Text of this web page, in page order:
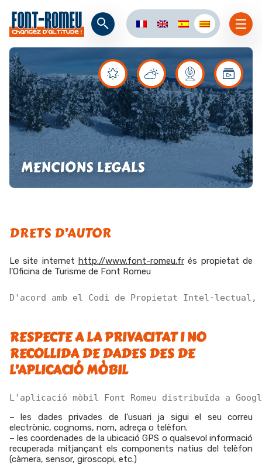
MENCIONS LEGALS
DRETS D’AUTOR
Le site internet http://www.font-romeu.fr és propietat de
l’Oficina de Turisme de Font Romeu
D'acord amb el Codi de Propietat
RESPECTE A LA PRIVACITAT I NO
RECOLLIDA DE DADES DES DE
L’APLICACIÓ MÒBIL
L'aplicació mòbil Font Romeu distribuïda a
–les dades privades de l’usuari ja sigui el seu correu
electrònic, cognoms, nom, adreça o telèfon.
–les coordenades de la ubicació GPS o qualsevol informació
recuperada mitjançant els components natius del telèfon
(càmera, sensor, giroscopi, etc.)